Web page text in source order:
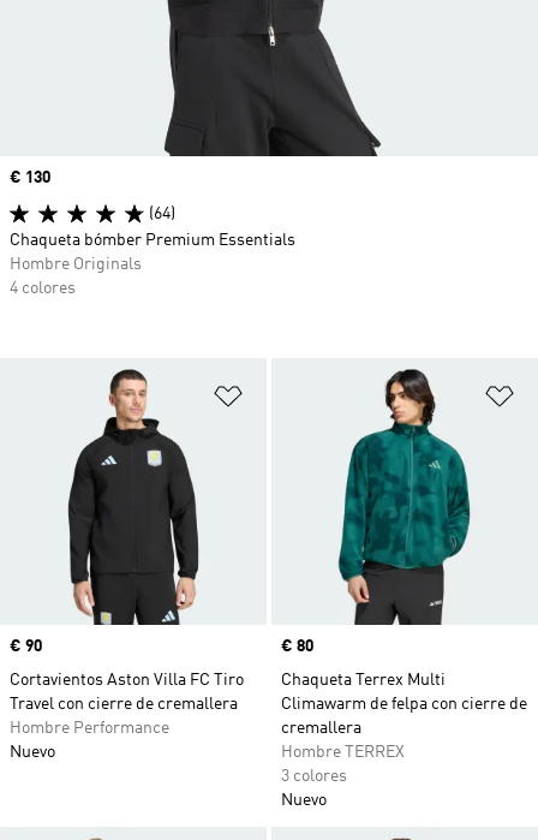
Añadir a la lista de deseos
Precio
€ 90
Cortavientos Aston Villa FC Tiro
Travel con cierre de cremallera
Hombre Performance
Nuevo
Precio
€ 80
Chaqueta Terrex Multi
Climawarm de felpa con cierre de
cremallera
Hombre TERREX
3 colores
Nuevo
Precio
€ 130
(64)
Chaqueta bómber Premium Essentials
Hombre Originals
4 colores